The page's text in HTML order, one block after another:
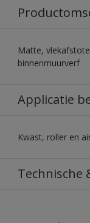
Matte,
binnenmuurverf
Applicatie
Kwast, roller en
Technische